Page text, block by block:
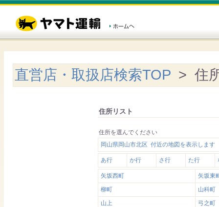
直営店・取扱店検索TOP > 住
住所リスト
住所を選んでください
岡山県岡山市北区 付近の地図を表示します
あ行 か行 さ行 た行
矢坂西町
矢坂東
柳町
山科町
山上
弓之町